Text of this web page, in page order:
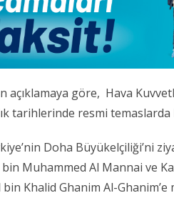
açıklamaya göre, Hava
tarihlerinde resmi
Doha Büyükelçiliği’ni
Muhammed Al Mannai ve
Khalid Ghanim Al-